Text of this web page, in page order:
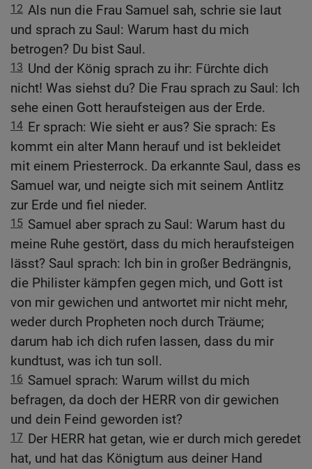
12 Als nun die Frau Samuel sah, schrie sie laut
und sprach zu Saul: Warum hast du mich
betrogen? Du bist Saul.
13 Und der König sprach zu ihr: Fürchte dich
nicht! Was siehst du? Die Frau sprach zu Saul: Ich
sehe einen Gott heraufsteigen aus der Erde.
14 Er sprach: Wie sieht er aus? Sie sprach: Es
kommt ein alter Mann herauf und ist bekleidet
mit einem Priesterrock. Da erkannte Saul, dass es
Samuel war, und neigte sich mit seinem Antlitz
zur Erde und fiel nieder.
15 Samuel aber sprach zu Saul: Warum hast du
meine Ruhe gestört, dass du mich heraufsteigen
lässt? Saul sprach: Ich bin in großer Bedrängnis,
die Philister kämpfen gegen mich, und Gott ist
von mir gewichen und antwortet mir nicht mehr,
weder durch Propheten noch durch Träume;
darum hab ich dich rufen lassen, dass du mir
kundtust, was ich tun soll.
16 Samuel sprach: Warum willst du mich
befragen, da doch der HERR von dir gewichen
und dein Feind geworden ist?
17 Der HERR hat getan, wie er durch mich geredet
hat, und hat das Königtum aus deiner Hand